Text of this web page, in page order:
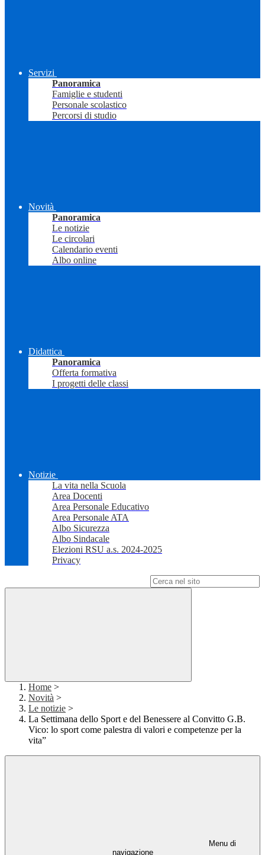
Servizi
Panoramica
Famiglie e studenti
Personale scolastico
Percorsi di studio
Novità
Panoramica
Le notizie
Le circolari
Calendario eventi
Albo online
Didattica
Panoramica
Offerta formativa
I progetti delle classi
Notizie
La vita nella Scuola
Area Docenti
Area Personale Educativo
Area Personale ATA
Albo Sicurezza
Albo Sindacale
Elezioni RSU a.s. 2024-2025
Privacy
Home >
Novità >
Le notizie >
La Settimana dello Sport e del Benessere al Convitto G.B.
Vico: lo sport come palestra di valori e competenze per la
vita”
Menu di
navigazione